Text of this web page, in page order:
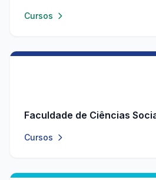
Cursos
Faculdade de Ciências
Cursos